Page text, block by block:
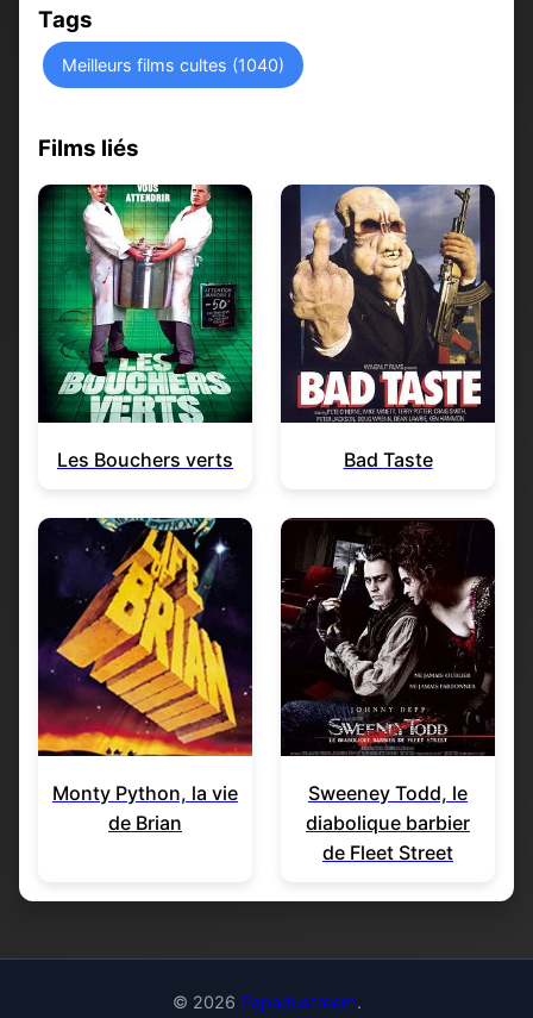
Tags
Meilleurs films cultes (1040)
Films liés
Les Bouchers verts Bad Taste
Monty Python, la vie
de Brian
Sweeney Todd, le
diabolique barbier
de Fleet Street
© 2026 Papadustream.